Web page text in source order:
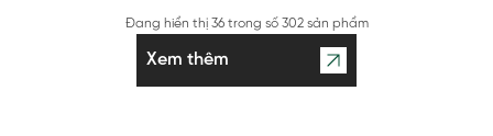
Đang hiển thị 36trong số 302 sản phẩm
Xem thêm